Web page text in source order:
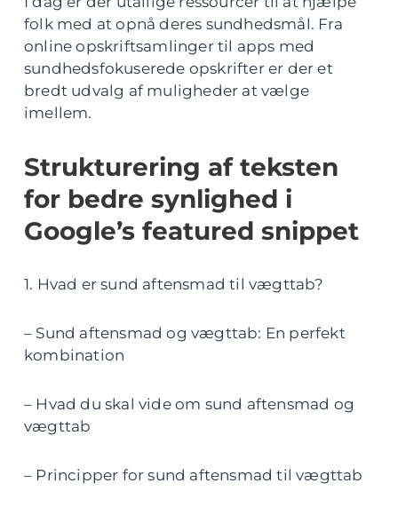
folk med at opnå deres sundhedsmål. Fra
online opskriftsamlinger til apps med
sundhedsfokuserede opskrifter er der et
bredt udvalg af muligheder at vælge
imellem.
Strukturering af teksten
for bedre synlighed i
Google’s featured snippet
1. Hvad er sund aftensmad til vægttab?
– Sund aftensmad og vægttab: En perfekt
kombination
– Hvad du skal vide om sund aftensmad og
vægttab
– Principper for sund aftensmad til vægttab